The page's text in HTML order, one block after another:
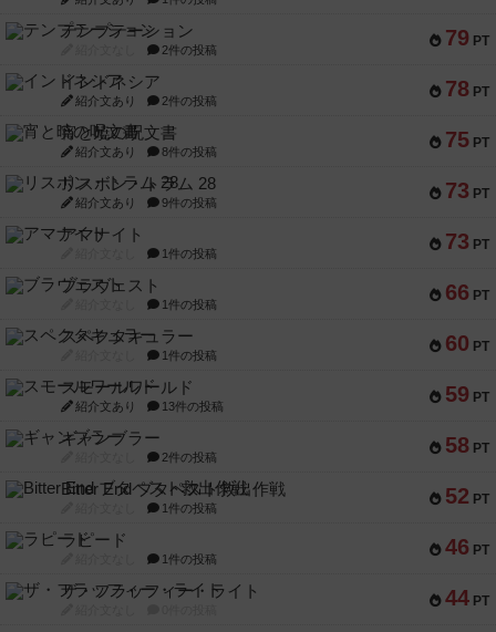
79 PT
テンプテーション
2件の投稿
78 PT
インドネシア
紹介文あり 2件の投稿
75 PT
宵と暁の呪文書
紹介文あり 8件の投稿
73 PT
リスボン・トラム 28
紹介文あり 9件の投稿
73 PT
アマナイト
1件の投稿
66 PT
ブラヴェスト
1件の投稿
60 PT
スペクタキュラー
1件の投稿
59 PT
スモールワールド
紹介文あり 13件の投稿
58 PT
ギャンブラー
2件の投稿
52 PT
Bitter End ブタペスト救出作戦
1件の投稿
46 PT
ラピード
1件の投稿
44 PT
ザ・フラッフィー・ライト